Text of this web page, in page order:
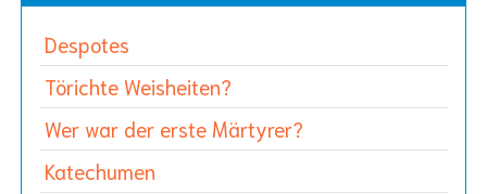
Despotes
Törichte Weisheiten?
Wer war der erste Märtyrer?
Katechumen